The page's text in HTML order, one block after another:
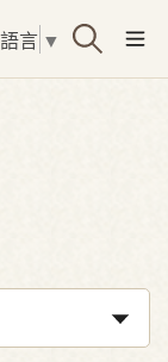
言 ▼